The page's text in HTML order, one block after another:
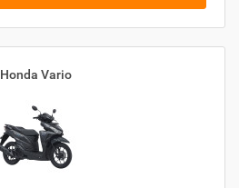
Honda Vario